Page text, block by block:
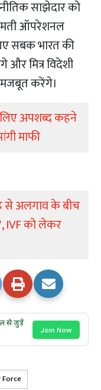
साझेदार को
ऑपरेशनल
सबक भारत की
मित्र विदेशी
करेंगे।
लिए अपशब्द कहने
माफी
से अलगाव के बीच
IVF को लेकर
से जुड़ें
Join Now
Force